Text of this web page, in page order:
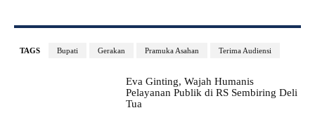
TAGS Bupati Gerakan Pramuka Asahan Terima Audiensi
Eva Ginting, Wajah Humanis
Pelayanan Publik di RS Sembiring Deli
Tua